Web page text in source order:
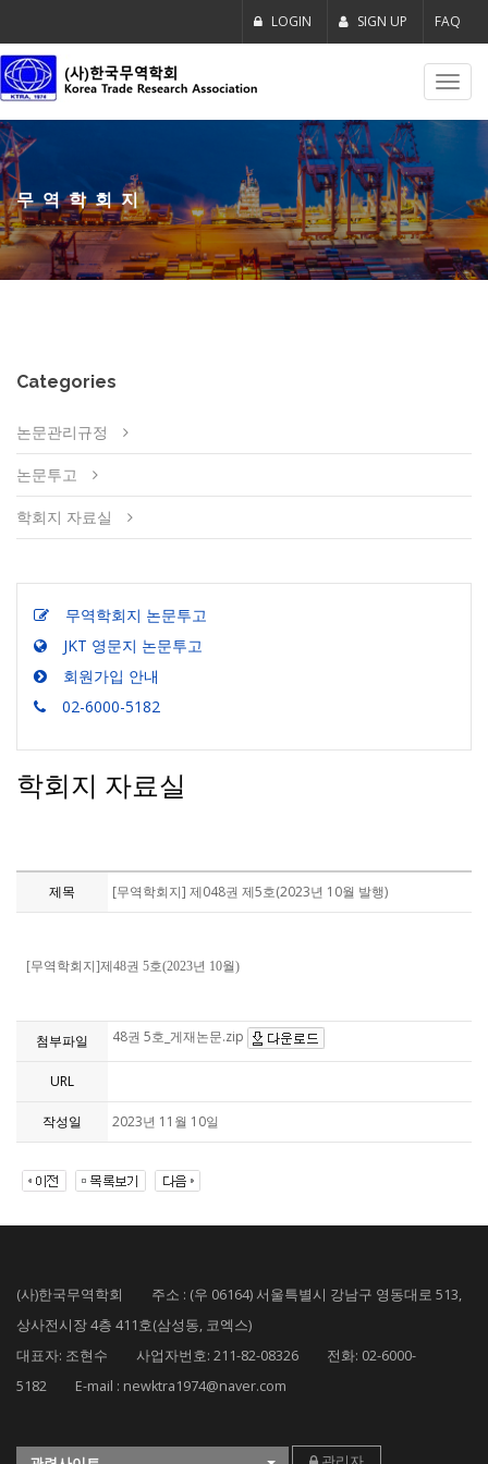
LOGIN SIGN UP FAQ
무역학회지
Categories
논문관리규정
논문투고
학회지 자료실
무역학회지 논문투고
JKT 영문지 논문투고
회원가입 안내
02-6000-5182
학회지 자료실
제목 [무역학회지] 제048권 제5호(2023년 10월 발행)
[무역학회지]제48권 5호(2023년 10월)
첨부파일 48권 5호_게재논문.zip
URL
작성일 2023년 11월 10일
(사)한국무역학회 주소 : (우 06164) 서울특별시 강남구 영동대로 513,
상사전시장 4층 411호(삼성동, 코엑스)
대표자: 조현수 사업자번호: 211-82-08326 전화: 02-6000-
5182 E-mail : newktra1974@naver.com